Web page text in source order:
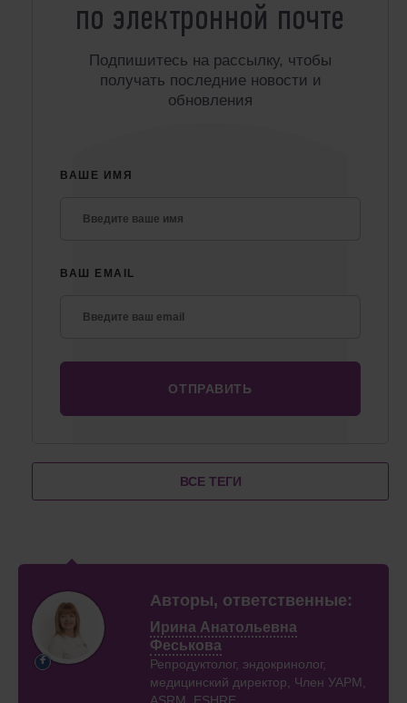
по электронной почте
Подпишитесь на рассылку, чтобы
получать последние новости и
обновления
ВАШЕ ИМЯ
ВАШ EMAIL
ВСЕ ТЕГИ
Авторы, ответственные:
Ирина Анатольевна
Феськова
Репродуктолог, эндокринолог,
медицинский директор, Член УАРМ,
ASRM, ESHRE